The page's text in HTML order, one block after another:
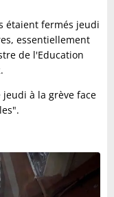
étaient fermés jeudi
essentiellement
de l'Education
à la grève face